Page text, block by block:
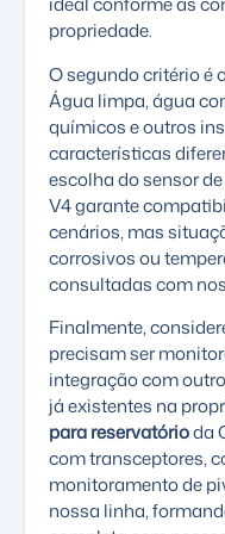
propriedade.
O segundo critério é
Água limpa, água
químicos e outros
características
escolha do sensor
V4 garante
cenários, mas
corrosivos ou
consultadas com
Finalmente,
precisam ser
integração com
já existentes na
para reservatórioda
com transceptores,
monitoramento de
nossa linha,